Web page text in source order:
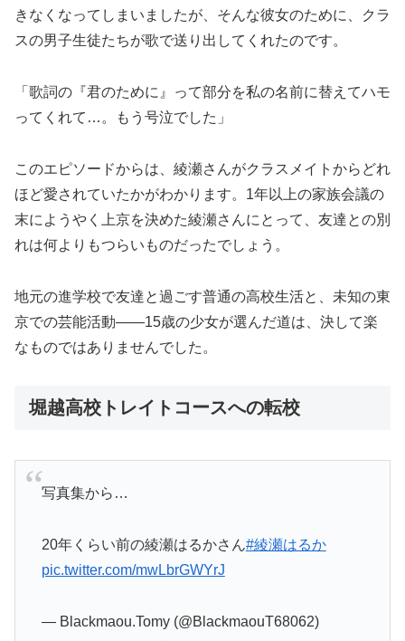
きなくなってしまいましたが、そんな彼女のために、クラ
スの男子生徒たちが歌で送り出してくれたのです。
「歌詞の『君のために』って部分を私の名前に替えてハモ
ってくれて…。もう号泣でした」
このエピソードからは、綾瀬さんがクラスメイトからどれ
ほど愛されていたかがわかります。1年以上の家族会議の
末にようやく上京を決めた綾瀬さんにとって、友達との別
れは何よりもつらいものだったでしょう。
地元の進学校で友達と過ごす普通の高校生活と、未知の東
京での芸能活動――15歳の少女が選んだ道は、決して楽
なものではありませんでした。
堀越高校トレイトコースへの転校
写真集から…
20年くらい前の綾瀬はるかさん#綾瀬はるか
pic.twitter.com/mwLbrGWYrJ
— Blackmaou.Tomy (@BlackmaouT68062)